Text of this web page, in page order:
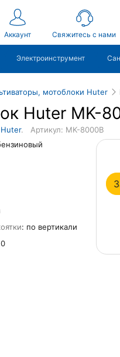
Аккаунт Свяжитесь с нами
Электроинструмент
мотоблоки Huter
Huter MK-
Huter.
Артикул: MK-8000B
: по вертикали